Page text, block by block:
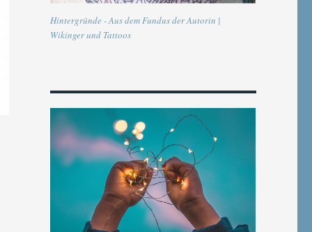
Hintergründe - Aus dem Fundus der Autorin |
Wikinger und Tattoos